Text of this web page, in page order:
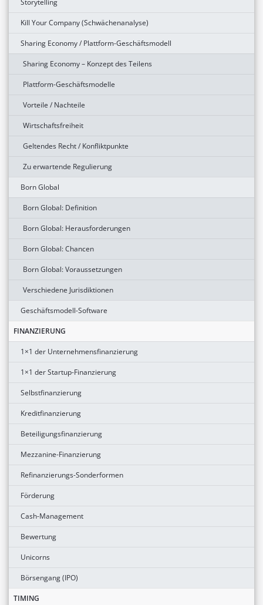
Kill Your Company (Schwächenanalyse)
Sharing Economy / Plattform-Geschäftsmodell
Sharing Economy – Konzept des Teilens
Plattform-Geschäftsmodelle
Vorteile / Nachteile
Wirtschaftsfreiheit
Geltendes Recht / Konfliktpunkte
Zu erwartende Regulierung
Born Global
Born Global: Definition
Born Global: Herausforderungen
Born Global: Chancen
Born Global: Voraussetzungen
Verschiedene Jurisdiktionen
Geschäftsmodell-Software
FINANZIERUNG
1×1 der Unternehmensfinanzierung
1×1 der Startup-Finanzierung
Selbstfinanzierung
Kreditfinanzierung
Beteiligungsfinanzierung
Mezzanine-Finanzierung
Refinanzierungs-Sonderformen
Förderung
Cash-Management
Bewertung
Unicorns
Börsengang (IPO)
TIMING